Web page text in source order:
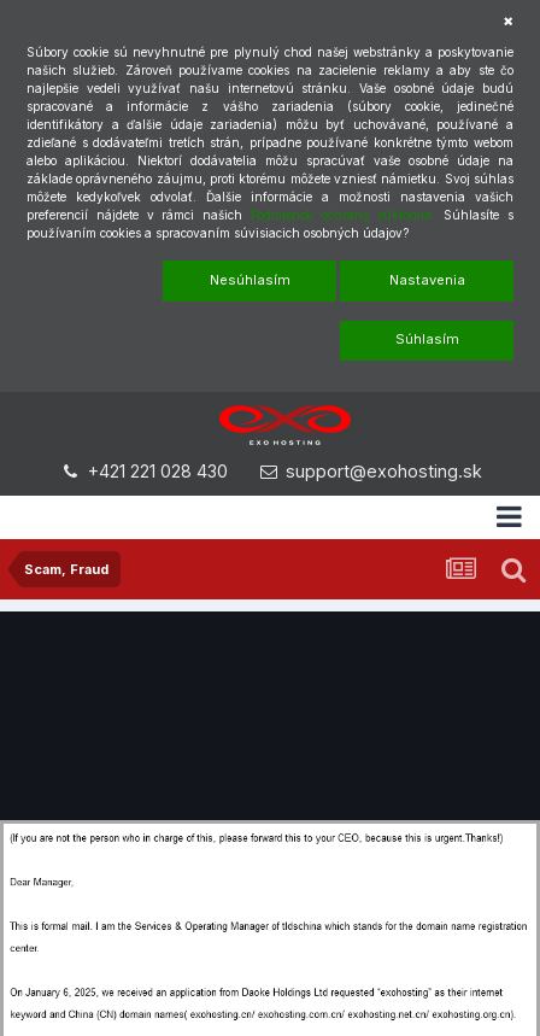
Súbory cookie sú nevyhnutné pre plynulý chod našej webstránky a poskytovanie
našich služieb. Zároveň používame cookies na zacielenie reklamy a aby ste čo
najlepšie vedeli využívať našu internetovú stránku. Vaše osobné údaje budú
spracované a informácie z vášho zariadenia (súbory cookie, jedinečné
identifikátory a ďalšie údaje zariadenia) môžu byť uchovávané, používané a
zdieľané s dodávateľmi tretích strán, prípadne používané konkrétne týmto webom
alebo aplikáciou. Niektorí dodávatelia môžu spracúvať vaše osobné údaje na
základe oprávneného záujmu, proti ktorému môžete vzniesť námietku. Svoj súhlas
môžete kedykoľvek odvolať. Ďalšie informácie a možnosti nastavenia vašich
preferencií nájdete v rámci našich Podmienok ochrany súkromia.
Súhlasíte s
používaním cookies a spracovaním súvisiacich osobných údajov?
Nesúhlasím Nastavenia
Súhlasím
+421 221 028 430 support@exohosting.sk
Scam, Fraud